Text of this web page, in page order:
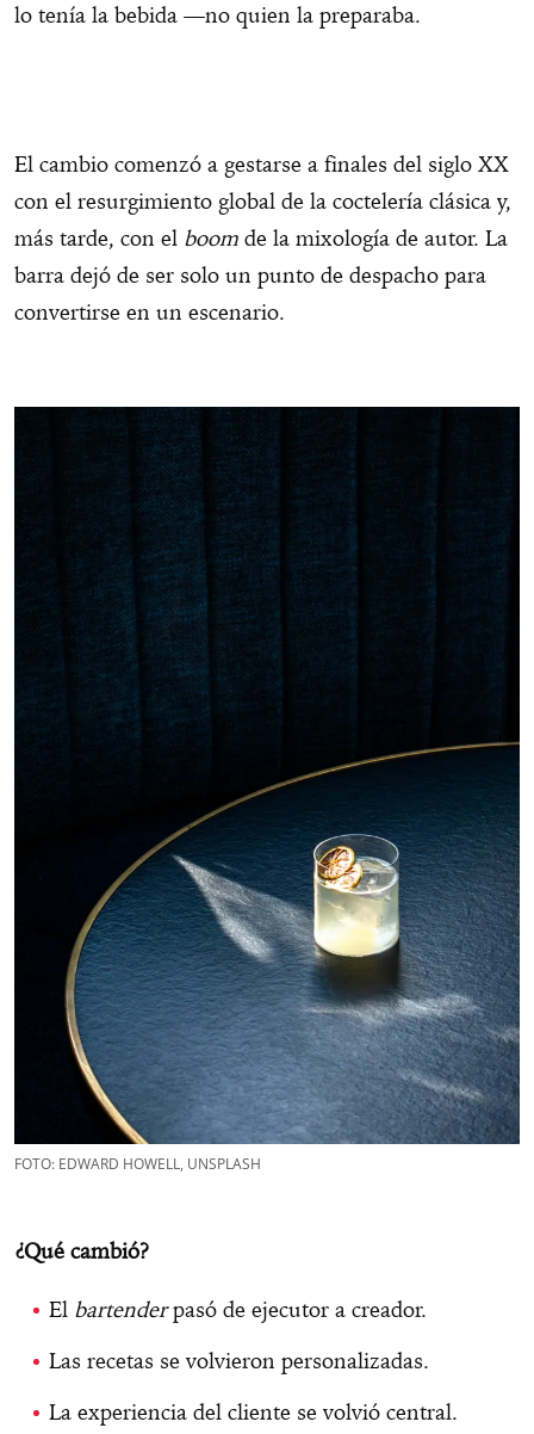
lo tenía la bebida —no quien la preparaba.
El cambio comenzó a gestarse a finales del siglo XX
con el resurgimiento global de la coctelería clásica y,
más tarde, con el boom de la mixología de autor. La
barra dejó de ser solo un punto de despacho para
convertirse en un escenario.
FOTO: EDWARD HOWELL, UNSPLASH
¿Qué cambió?
El bartenderpasó de ejecutor a creador.
Las recetas se volvieron personalizadas.
La experiencia del cliente se volvió central.